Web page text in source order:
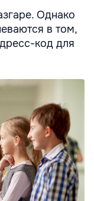
Однако
в том,
код для